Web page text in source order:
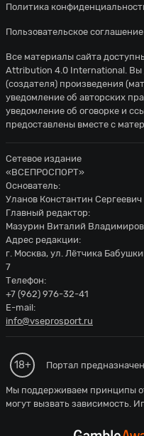
Политика
Пользовательское соглашение
Все материалы сайта
Attribution 4.0 International .
(создателя) произведения
уведомление об авторских
уведомление об оговорке и
предоставлены вместе с
Сетевое издание
«ВСЕПРОСПОРТ»
Основатель:
Уланов Константин Сергеевич
Главный редактор:
Мазурин Виталий
Адрес редакции:
г. Москва, ул. Лётчика
7
Телефон:
+7 (962) 976-32-41
E-mail:
info@vseprosport.ru
18+ Портал
Мы поддерживаем принципы
могут вызвать зависимость.